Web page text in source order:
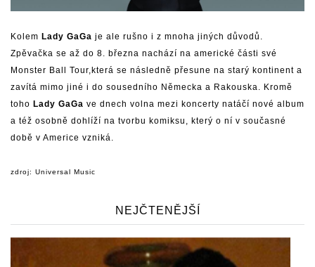
Kolem Lady GaGa je ale rušno i z mnoha jiných důvodů.
Zpěvačka se až do 8. března nachází na americké části své
Monster Ball Tour,která se následně přesune na starý kontinent a
zavítá mimo jiné i do sousedního Německa a Rakouska. Kromě
toho Lady GaGa ve dnech volna mezi koncerty natáčí nové album
a též osobně dohlíží na tvorbu komiksu, který o ní v současné
době v Americe vzniká.
zdroj: Universal Music
NEJČTENĚJŠÍ